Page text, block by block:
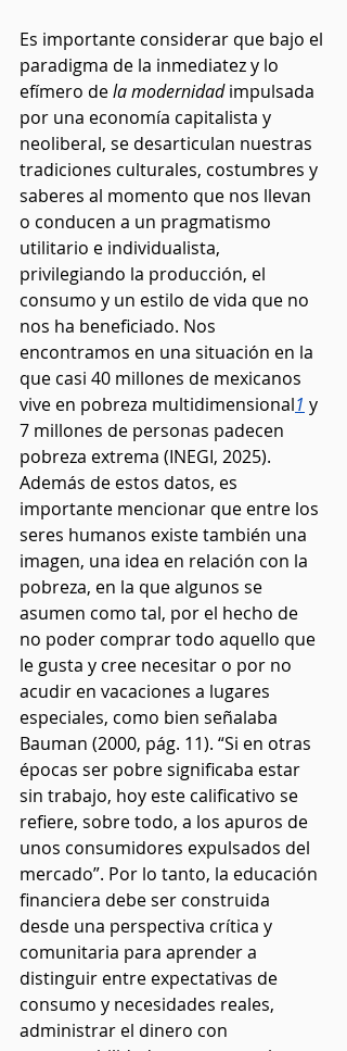
Es importante considerar que bajo el
paradigma de la inmediatez y lo
efímero de la modernidad impulsada
por una economía capitalista y
neoliberal, se desarticulan nuestras
tradiciones culturales, costumbres y
saberes al momento que nos llevan
o conducen a un pragmatismo
utilitario e individualista,
privilegiando la producción, el
consumo y un estilo de vida que no
nos ha beneficiado. Nos
encontramos en una situación en la
que casi 40 millones de mexicanos
vive en pobreza multidimensional1 y
7 millones de personas padecen
pobreza extrema (INEGI, 2025).
Además de estos datos, es
importante mencionar que entre los
seres humanos existe también una
imagen, una idea en relación con la
pobreza, en la que algunos se
asumen como tal, por el hecho de
no poder comprar todo aquello que
le gusta y cree necesitar o por no
acudir en vacaciones a lugares
especiales, como bien señalaba
Bauman (2000, pág. 11). “Si en otras
épocas ser pobre significaba estar
sin trabajo, hoy este calificativo se
refiere, sobre todo, a los apuros de
unos consumidores expulsados del
mercado”. Por lo tanto, la educación
financiera debe ser construida
desde una perspectiva crítica y
comunitaria para aprender a
distinguir entre expectativas de
consumo y necesidades reales,
administrar el dinero con